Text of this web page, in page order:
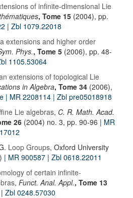
of infinite-dimensional Lie
, Tome 15 (2004), pp.
| Zbl 1079.22018
extensions and higher order
Phys., Tome 5 (2006), pp. 48-
1105.53064
extensions of topological Lie
in Algebra, Tome 34 (2006),
| MR 2208114 | Zbl pre05018918
Lie algebras, C. R. Math. Acad.
26 (2004) no. 3, pp. 90-96 | MR
Loop Groups, Oxford University
| MR 900587 | Zbl 0618.22011
of certain infinite-
, Funct. Anal. Appl., Tome 13
| Zbl 0248.57030